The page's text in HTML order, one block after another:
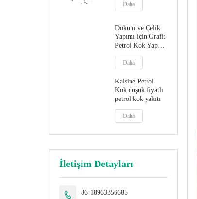
Daha
Döküm ve Çelik
Yapımı için Grafit
Petrol Kok Yapay
Grafit
Daha
Kalsine Petrol
Kok düşük fiyatlı
petrol kok yakıtı
Daha
İletişim Detayları
 86-18963356685